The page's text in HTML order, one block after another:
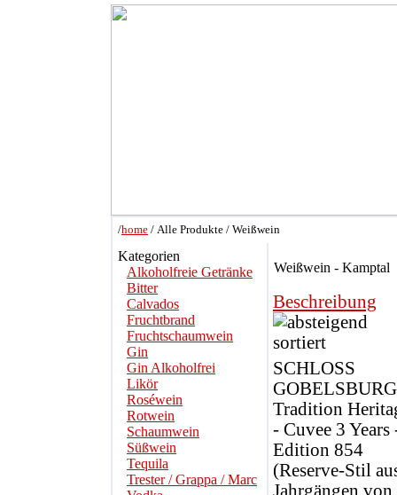
/home / Alle Produkte / Weißwein
Kategorien
Alkoholfreie Getränke
Bitter
Calvados
Fruchtbrand
Fruchtschaumwein
Gin
Gin Alkoholfrei
Likör
Roséwein
Rotwein
Schaumwein
Süßwein
Tequila
Trester / Grappa / Marc
Weißwein - Kamptal
Beschreibung
SCHLOSS
GOBELSBURG
Tradition
- Cuvee 3 Years
Edition 854
(Reserve-Stil
Jahrgängen von